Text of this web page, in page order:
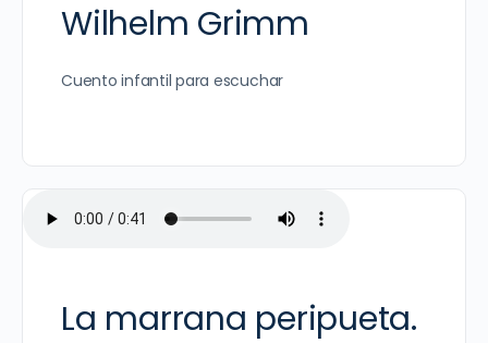
Wilhelm Grimm
Cuento infantil para escuchar
La marrana peripueta.